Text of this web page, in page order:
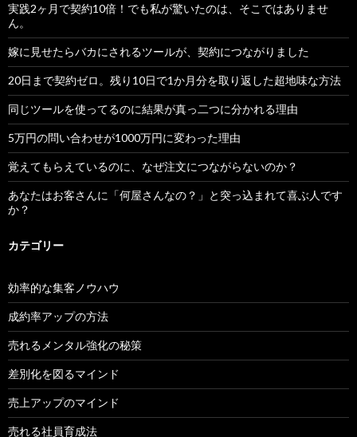
実践2ヶ月で契約10倍！でも私が驚いたのは、そこではありませ
ん。
嫁に見せたらバカにされるツールが、契約につながりました
20日まで契約ゼロ。残り10日で1か月分を取り返した超地味な方法
同じツールを使ってるのに結果が真っ二つに分かれる理由
5万円の問い合わせが1000万円に変わった理由
覚えてもらえているのに、なぜ注文につながらないのか？
あなたはお客さんに「何屋さんなの？」と突っ込まれて喜ぶ人です
か？
カテゴリー
効率的な集客ノウハウ
成約率アップの方法
売れるメンタル強化の秘策
差別化を図るマインド
売上アップのマインド
売れる社員育成法